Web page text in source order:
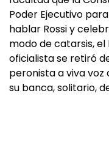
Poder Ejecutivo
hablar Rossi y
modo de catarsis,
oficialista se retiró
peronista a viva
su banca, solitario,